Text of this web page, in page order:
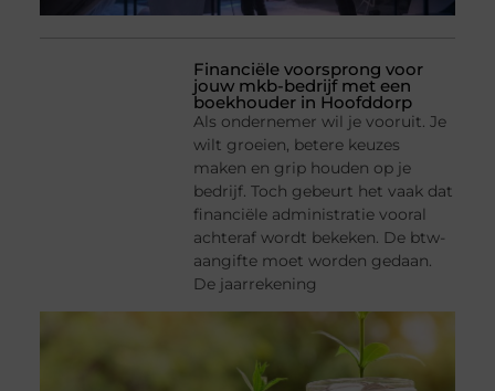
Financiële voorsprong voor
jouw mkb-bedrijf met een
boekhouder in Hoofddorp
Als ondernemer wil je vooruit. Je
wilt groeien, betere keuzes
maken en grip houden op je
bedrijf. Toch gebeurt het vaak dat
financiële administratie vooral
achteraf wordt bekeken. De btw-
aangifte moet worden gedaan.
De jaarrekening